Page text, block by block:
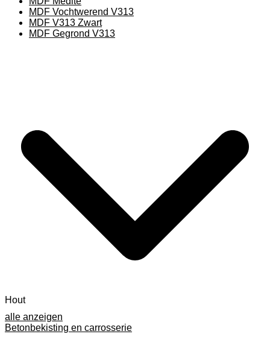
MDF Vochtwerend V313
MDF V313 Zwart
MDF Gegrond V313
alle anzeigen
Betonbekisting en carrosserie
Hout